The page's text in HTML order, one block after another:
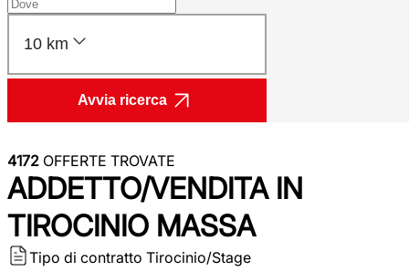
10 km
Avvia ricerca
4172 OFFERTE TROVATE
ADDETTO/VENDITA IN
TIROCINIO MASSA
Tipo di contratto Tirocinio/Stage